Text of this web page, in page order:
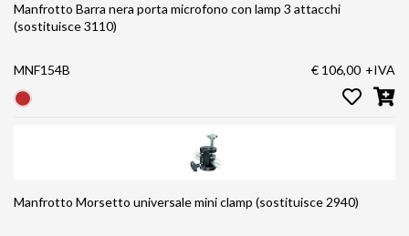
Manfrotto Barra nera porta microfono con lamp 3 attacchi
(sostituisce 3110)
MNF154B € 106,00 +IVA
Manfrotto Morsetto universale mini clamp (sostituisce 2940)